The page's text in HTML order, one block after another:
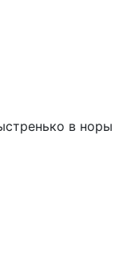
в норы